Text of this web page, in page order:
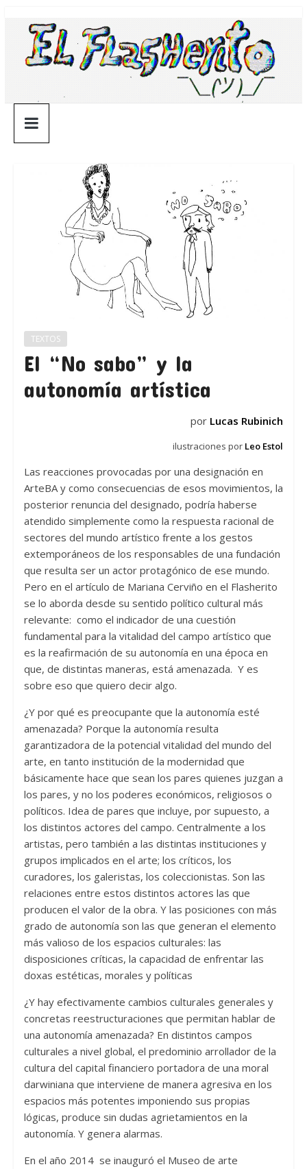
contenido
¯\_(ツ)_/
¯
TEXTOS
El “No sabo” y la
autonomía artística
por Lucas Rubinich
ilustraciones por Leo Estol
Las reacciones provocadas por una designación en
ArteBA y como consecuencias de esos movimientos, la
posterior renuncia del designado, podría haberse
atendido simplemente como la respuesta racional de
sectores del mundo artístico frente a los gestos
extemporáneos de los responsables de una fundación
que resulta ser un actor protagónico de ese mundo.
Pero en el artículo de Mariana Cerviño en el Flasherito
se lo aborda desde su sentido político cultural más
relevante: como el indicador de una cuestión
fundamental para la vitalidad del campo artístico que
es la reafirmación de su autonomía en una época en
que, de distintas maneras, está amenazada. Y es
sobre eso que quiero decir algo.
¿Y por qué es preocupante que la autonomía esté
amenazada? Porque la autonomía resulta
garantizadora de la potencial vitalidad del mundo del
arte, en tanto institución de la modernidad que
básicamente hace que sean los pares quienes juzgan a
los pares, y no los poderes económicos, religiosos o
políticos. Idea de pares que incluye, por supuesto, a
los distintos actores del campo. Centralmente a los
artistas, pero también a las distintas instituciones y
grupos implicados en el arte; los críticos, los
curadores, los galeristas, los coleccionistas. Son las
relaciones entre estos distintos actores las que
producen el valor de la obra. Y las posiciones con más
grado de autonomía son las que generan el elemento
más valioso de los espacios culturales: las
disposiciones críticas, la capacidad de enfrentar las
doxas estéticas, morales y políticas
¿Y hay efectivamente cambios culturales generales y
concretas reestructuraciones que permitan hablar de
una autonomía amenazada? En distintos campos
culturales a nivel global, el predominio arrollador de la
cultura del capital financiero portadora de una moral
darwiniana que interviene de manera agresiva en los
espacios más potentes imponiendo sus propias
lógicas, produce sin dudas agrietamientos en la
autonomía. Y genera alarmas.
En el año 2014 se inauguró el Museo de arte